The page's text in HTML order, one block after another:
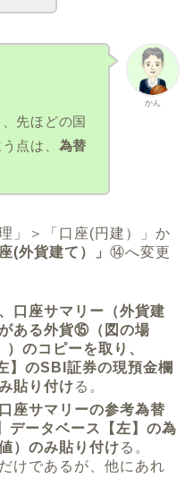
かん
、先ほどの国
点は、 為替
」＞「口座(円建）」か
(外貨建て）」 ⑭へ変更
、口座サマリー（外貨建
ある外貨⑮（図の場
のコピーを取り、
】のSBI証券の現預金欄
貼り付ける。
口座サマリーの参考為替
データベース【左】の為
）のみ貼り付ける。
けであるが、他にあれ